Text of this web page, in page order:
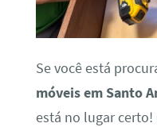
Se você está
móveis em Santo
está no lugar certo!